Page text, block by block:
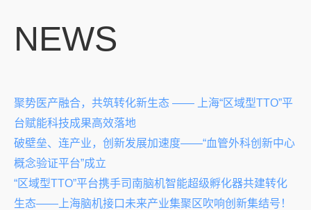
NEWS
聚势医产融合，共筑转化新生态 —— 上海“区域型TTO”平
台赋能科技成果高效落地
破壁垒、连产业，创新发展加速度——“血管外科创新中心
概念验证平台”成立
“区域型TTO”平台携手司南脑机智能超级孵化器共建转化
生态——上海脑机接口未来产业集聚区吹响创新集结号！